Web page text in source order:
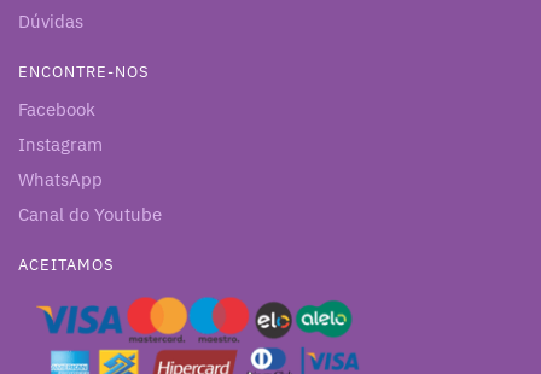
Dúvidas
ENCONTRE-NOS
Facebook
Instagram
WhatsApp
Canal do Youtube
ACEITAMOS